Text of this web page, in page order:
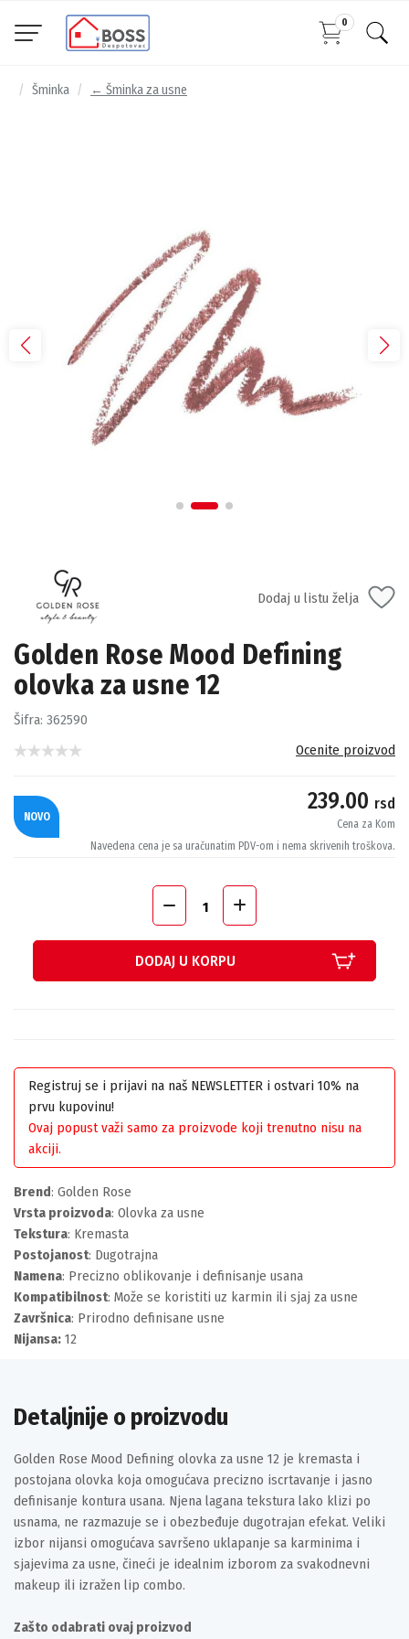
0
Šminka ← Šminka za usne
Dodaj u listu želja
Golden Rose Mood Defining
olovka za usne 12
Šifra: 362590
Ocenite proizvod
NOVO
239.00 rsd
Cena za Kom
Navedena cena je sa uračunatim PDV-om i nema skrivenih troškova.
DODAJ U KORPU
Registruj se i prijavi na naš NEWSLETTER i ostvari 10% na
prvu kupovinu!
Ovaj popust važi samo za proizvode koji trenutno nisu na
akciji.
Brend: Golden Rose
Vrsta proizvoda: Olovka za usne
Tekstura: Kremasta
Postojanost: Dugotrajna
Namena: Precizno oblikovanje i definisanje usana
Kompatibilnost: Može se koristiti uz karmin ili sjaj za usne
Završnica: Prirodno definisane usne
Nijansa: 12
Detaljnije o proizvodu
Golden Rose Mood Defining olovka za usne 12 je kremasta i
postojana olovka koja omogućava precizno iscrtavanje i jasno
definisanje kontura usana. Njena lagana tekstura lako klizi po
usnama, ne razmazuje se i obezbeđuje dugotrajan efekat. Veliki
izbor nijansi omogućava savršeno uklapanje sa karminima i
sjajevima za usne, čineći je idealnim izborom za svakodnevni
makeup ili izražen lip combo.
Zašto odabrati ovaj proizvod